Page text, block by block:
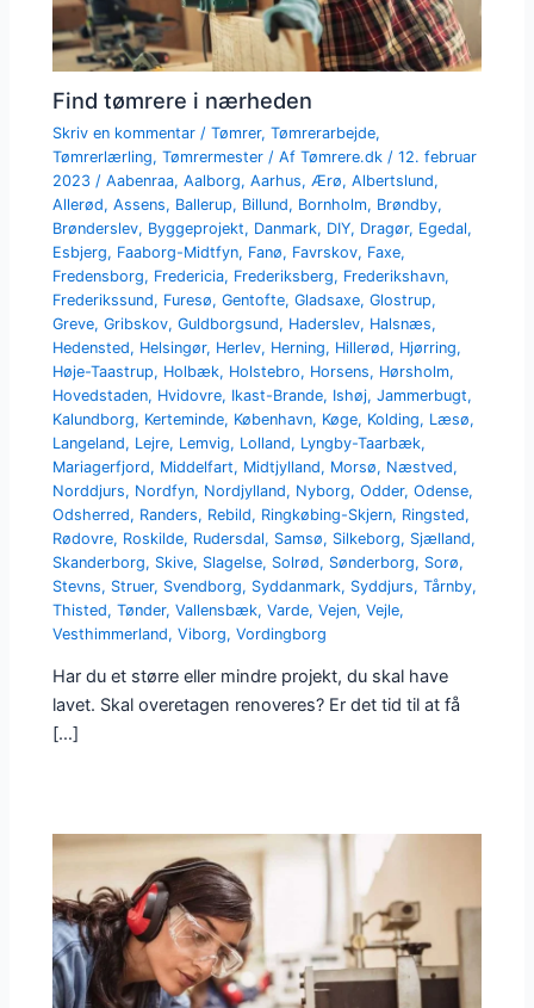
Find tømrere i nærheden
Skriv en kommentar /Tømrer,Tømrerarbejde,
Tømrerlærling,Tømrermester / AfTømrere.dk /12. februar
2023 /Aabenraa,Aalborg,Aarhus, Ærø,Albertslund,
Allerød,Assens, Ballerup, Billund, Bornholm, Brøndby,
Brønderslev, Byggeprojekt, Danmark, DIY, Dragør, Egedal,
Esbjerg, Faaborg-Midtfyn, Fanø, Favrskov, Faxe,
Fredensborg, Fredericia, Frederiksberg, Frederikshavn,
Frederikssund, Furesø,Gentofte,Gladsaxe,Glostrup,
Greve,Gribskov,Guldborgsund, Haderslev, Halsnæs,
Hedensted, Helsingør, Herlev, Herning, Hillerød, Hjørring,
Høje-Taastrup, Holbæk, Holstebro, Horsens, Hørsholm,
Hovedstaden, Hvidovre, Ikast-Brande, Ishøj,Jammerbugt,
Kalundborg, Kerteminde, København, Køge, Kolding, Læsø,
Langeland, Lejre, Lemvig, Lolland, Lyngby-Taarbæk,
Mariagerfjord, Middelfart, Midtjylland, Morsø, Næstved,
Norddjurs, Nordfyn, Nordjylland, Nyborg,Odder,Odense,
Odsherred, Randers, Rebild, Ringkøbing-Skjern, Ringsted,
Rødovre, Roskilde, Rudersdal, Samsø, Silkeborg, Sjælland,
Skanderborg, Skive, Slagelse, Solrød, Sønderborg, Sorø,
Stevns, Struer, Svendborg, Syddanmark, Syddjurs,Tårnby,
Thisted,Tønder,Vallensbæk,Varde,Vejen,Vejle,
Vesthimmerland,Viborg,Vordingborg
Har du et større eller mindre projekt, du skal have
lavet. Skal overetagen renoveres? Er det tid til at få
[…]